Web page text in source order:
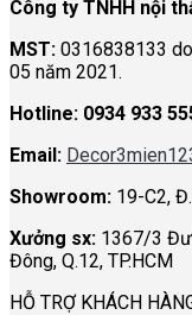
Công ty TNHH nội
MST: 0316838133
05 năm 2021.
Hotline: 0934 933
Email:
Showroom: 19-C2,
Xưởng sx: 1367/3
Đông, Q.12, TP.HCM
HỖ TRỢ KHÁCH